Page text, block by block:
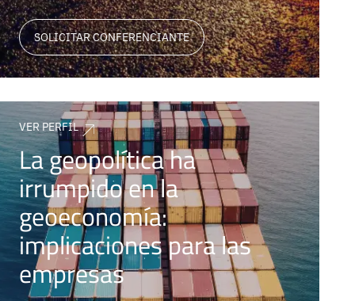
SOLICITAR CONFERENCIANTE
VER PERFIL
La geopolítica ha
irrumpido en la
geoeconomía:
implicaciones para las
empresas